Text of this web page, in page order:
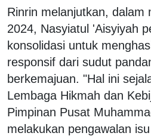
Rinrin melanjutkan, dalam
2024, Nasyiatul 'Aisyiyah
konsolidasi untuk
responsif dari sudut
berkemajuan. "Hal ini
Lembaga Hikmah dan
Pimpinan Pusat
melakukan pengawalan